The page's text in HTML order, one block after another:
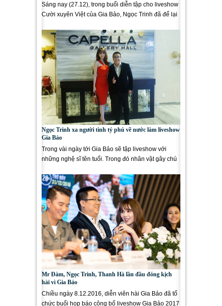
Sáng nay (27.12), trong buổi diễn tập cho liveshow
Cười xuyên Việt của Gia Bảo, Ngọc Trinh đã để lại
Ngọc Trinh xa người tình tỷ phú về nước làm liveshow
Gia Bảo
Trong vài ngày tới Gia Bảo sẽ tập liveshow với
những nghệ sĩ tên tuổi. Trong đó nhân vật gây chú
Mr Đàm, Ngọc Trinh, Thanh Hà lần đầu đóng kịch
hài vì Gia Bảo
Chiều ngày 8.12.2016, diễn viên hài Gia Bảo đã tổ
chức buổi họp báo công bố liveshow Gia Bảo 2017